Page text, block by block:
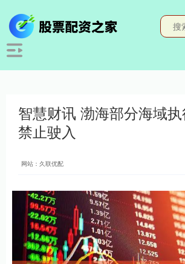
智慧财讯 渤海部分海域
禁止驶入
网站：久联优配